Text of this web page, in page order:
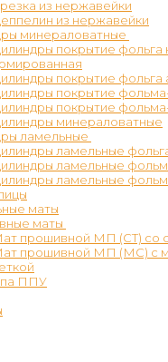
из нержавейки
из нержавейки
минераловатные
покрытие фольга
покрытие фольга
покрытие
покрытие
минераловатные
ламельные
ламельные
ламельные
ламельные
маты
маты
прошивной МП (СТ) со
прошивной МП (МС) с
ППУ